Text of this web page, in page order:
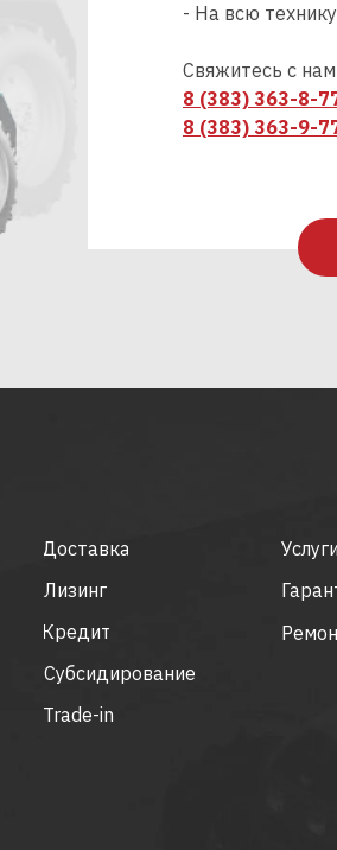
- На всю
Свяжитесь с
8 (383) 363-8-
8 (383) 363-9-
Trade-in
Субсидирование
Кредит
Лизинг
Доставка